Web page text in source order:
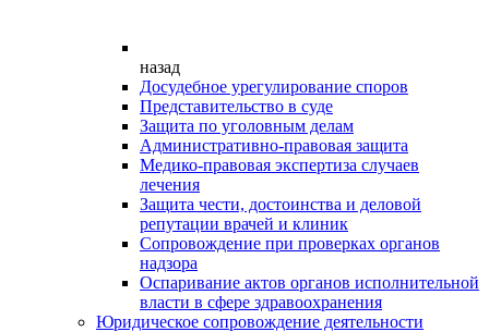
назад
Досудебное урегулирование споров
Представительство в суде
Защита по уголовным делам
Административно-правовая защита
Медико-правовая экспертиза случаев
лечения
Защита чести, достоинства и деловой
репутации врачей и клиник
Сопровождение при проверках органов
надзора
Оспаривание актов органов исполнительной
власти в сфере здравоохранения
Юридическое сопровождение деятельности